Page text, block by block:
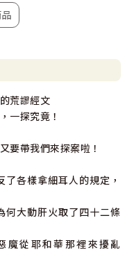
荒謬經文
一探究竟！
要帶我們來探案啦！
各樣拿細耳人的規定，
大動肝火取了四十二條
從耶和華那裡來擾亂